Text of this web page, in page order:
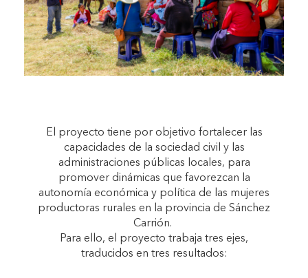
El proyecto tiene por objetivo fortalecer las
capacidades de la sociedad civil y las
administraciones públicas locales, para
promover dinámicas que favorezcan la
autonomía económica y política de las mujeres
productoras rurales en la provincia de Sánchez
Carrión.
Para ello, el proyecto trabaja tres ejes,
traducidos en tres resultados: